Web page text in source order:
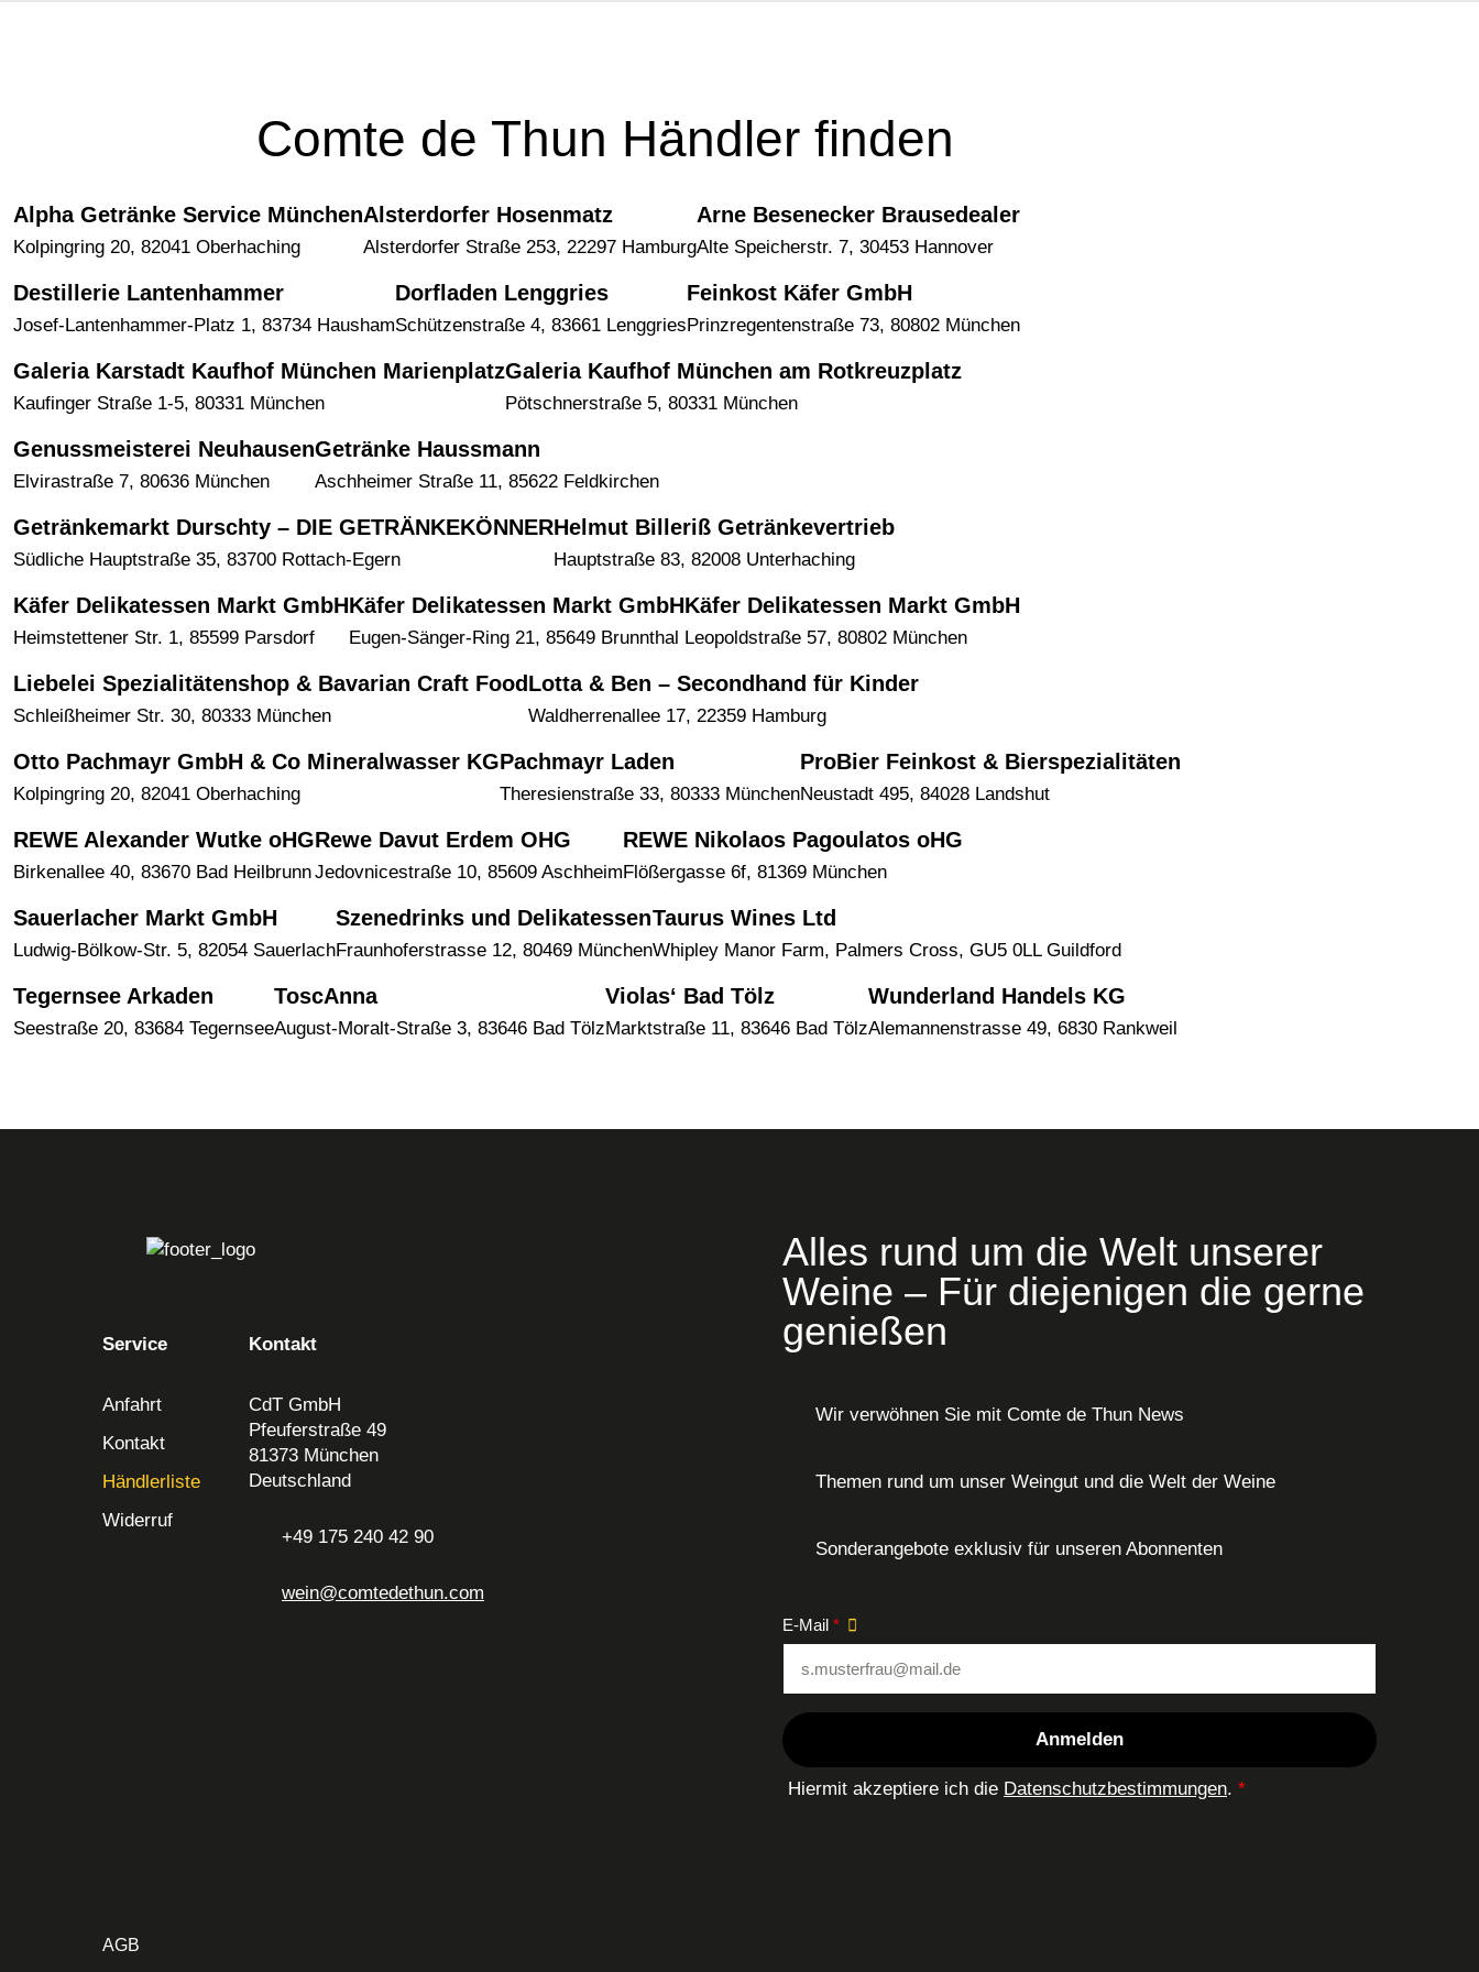
Comte de Thun Händler finden
Alpha Getränke Service München
Kolpingring 20, 82041 Oberhaching
Alsterdorfer Hosenmatz
Alsterdorfer Straße 253, 22297 Hamburg
Arne Besenecker Brausedealer
Alte Speicherstr. 7, 30453 Hannover
Destillerie Lantenhammer
Josef-Lantenhammer-Platz 1, 83734 Hausham
Dorfladen Lenggries
Schützenstraße 4, 83661 Lenggries
Feinkost Käfer GmbH
Prinzregentenstraße 73, 80802 München
Galeria Karstadt Kaufhof München Marienplatz
Kaufinger Straße 1-5, 80331 München
Galeria Kaufhof München am Rotkreuzplatz
Pötschnerstraße 5, 80331 München
Genussmeisterei Neuhausen
Elvirastraße 7, 80636 München
Getränke Haussmann
Aschheimer Straße 11, 85622 Feldkirchen
Getränkemarkt Durschty – DIE GETRÄNKEKÖNNER
Südliche Hauptstraße 35, 83700 Rottach-Egern
Helmut Billeriß Getränkevertrieb
Hauptstraße 83, 82008 Unterhaching
Käfer Delikatessen Markt GmbH
Heimstettener Str. 1, 85599 Parsdorf
Käfer Delikatessen Markt GmbH
Eugen-Sänger-Ring 21, 85649 Brunnthal
Käfer Delikatessen Markt GmbH
Leopoldstraße 57, 80802 München
Liebelei Spezialitätenshop & Bavarian Craft Food
Schleißheimer Str. 30, 80333 München
Lotta & Ben – Secondhand für Kinder
Waldherrenallee 17, 22359 Hamburg
Otto Pachmayr GmbH & Co Mineralwasser KG
Kolpingring 20, 82041 Oberhaching
Pachmayr Laden
Theresienstraße 33, 80333 München
ProBier Feinkost & Bierspezialitäten
Neustadt 495, 84028 Landshut
REWE Alexander Wutke oHG
Birkenallee 40, 83670 Bad Heilbrunn
Rewe Davut Erdem OHG
Jedovnicestraße 10, 85609 Aschheim
REWE Nikolaos Pagoulatos oHG
Flößergasse 6f, 81369 München
Sauerlacher Markt GmbH
Ludwig-Bölkow-Str. 5, 82054 Sauerlach
Szenedrinks und Delikatessen
Fraunhoferstrasse 12, 80469 München
Taurus Wines Ltd
Whipley Manor Farm, Palmers Cross, GU5 0LL Guildford
Tegernsee Arkaden
Seestraße 20, 83684 Tegernsee
ToscAnna
August-Moralt-Straße 3, 83646 Bad Tölz
Violas‘ Bad Tölz
Marktstraße 11, 83646 Bad Tölz
Wunderland Handels KG
Alemannenstrasse 49, 6830 Rankweil
Service
Anfahrt
Kontakt
Händlerliste
Widerruf
Kontakt
CdT GmbH
Pfeuferstraße 49
81373 München
Deutschland
+49 175 240 42 90
wein@comtedethun.com
Alles rund um die Welt unserer
Weine – Für diejenigen die gerne
genießen
Wir verwöhnen Sie mit Comte de Thun News
Themen rund um unser Weingut und die Welt der Weine
Sonderangebote exklusiv für unseren Abonnenten
Formular überspringen
E-Mail *
Anmelden
Hiermit akzeptiere ich die Datenschutzbestimmungen. *
AGB